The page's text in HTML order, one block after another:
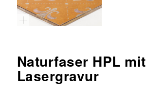
Naturfaser HPL mit
Lasergravur